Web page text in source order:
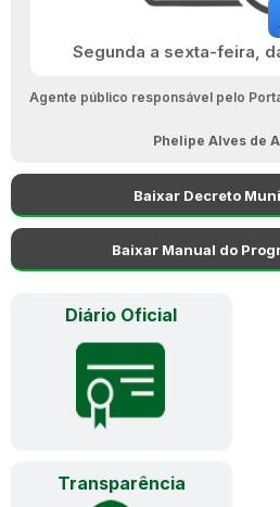
Segunda a sexta-feira,
Agente público responsável pelo
Phelipe Alves de
Baixar Decreto
Baixar Manual do
Diário Oficial
Transparência